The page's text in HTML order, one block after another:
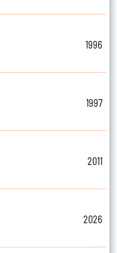
1996
1997
2011
2026